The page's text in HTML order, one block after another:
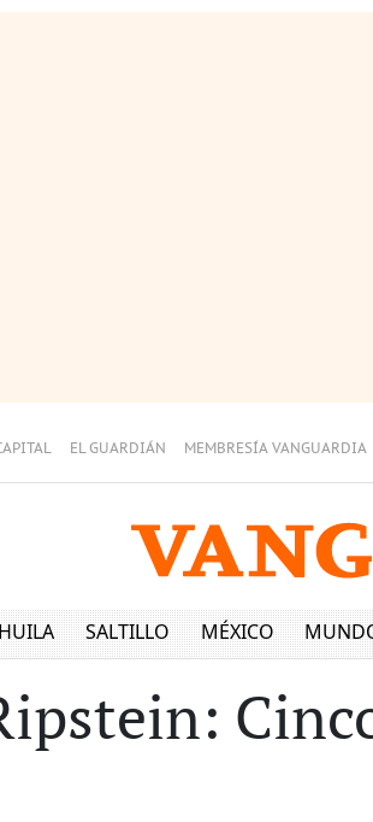
EL GUARDIÁN MEMBRESÍA VANGUARDIA
SALTILLO MÉXICO